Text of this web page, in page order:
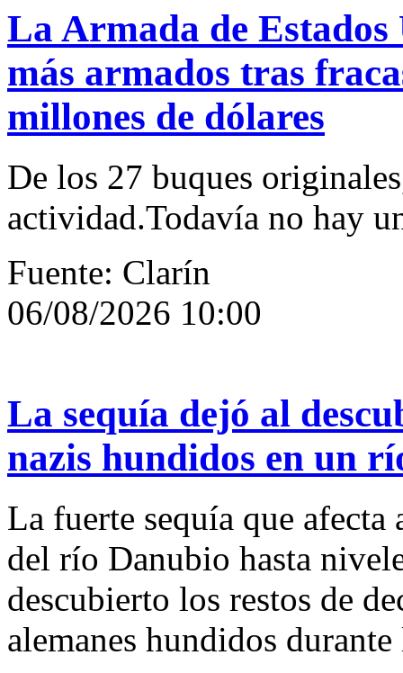
La Armada de
más armados tras
millones de dólares
De los 27 buques
actividad.Todavía no hay
Fuente: Clarín
06/08/2026 10:00
La sequía dejó al
nazis hundidos en un
La fuerte sequía que
del río Danubio hasta
descubierto los restos de
alemanes hundidos